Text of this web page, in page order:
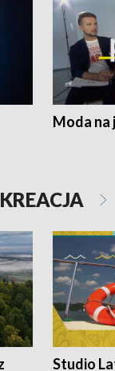
Moda na
Studio